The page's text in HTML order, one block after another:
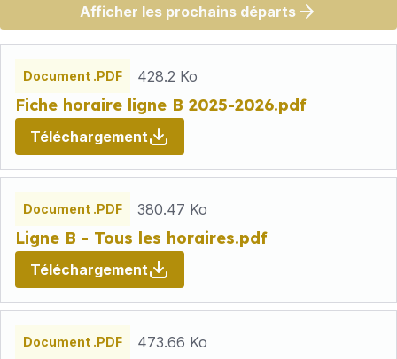
Afficher les prochains départs
horaires
Document .PDF 428.2 Ko
Fiche horaire ligne B 2025-2026.pdf
Téléchargement
Document .PDF 380.47 Ko
Ligne B - Tous les horaires.pdf
Téléchargement
Document .PDF 473.66 Ko